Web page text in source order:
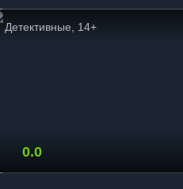
Детективные, 14+
0.0